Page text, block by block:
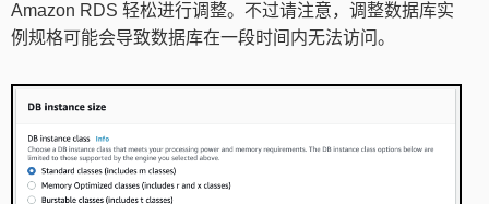
Amazon RDS 轻松进行调整。不过请注意，调整数据库实
例规格可能会导致数据库在一段时间内无法访问。